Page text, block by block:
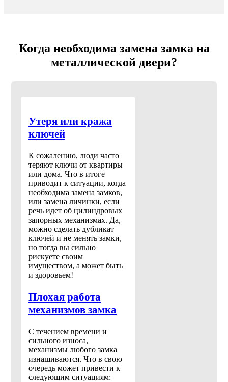
Когда необходима замена замка на
металлической двери?
Утеря или кража
ключей
К сожалению, люди часто
теряют ключи от квартиры
или дома. Что в итоге
приводит к ситуации, когда
необходима замена замков,
или замена личинки, если
речь идет об цилиндровых
запорных механизмах. Да,
можно сделать дубликат
ключей и не менять замки,
но тогда вы сильно
рискуете своим
имуществом, а может быть
и здоровьем!
Плохая работа
механизмов замка
С течением времени и
сильного износа,
механизмы любого замка
изнашиваются. Что в свою
очередь может привести к
следующим ситуациям: